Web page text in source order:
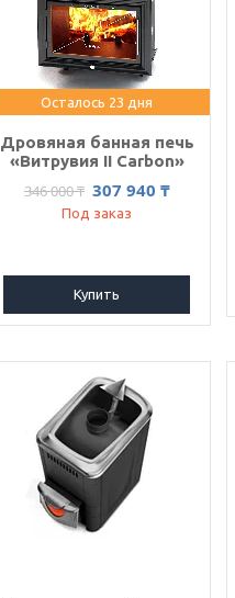
Осталось 23 дня
Дровяная банная печь
«Витрувия II Carbon»
346 000 ₸ 307 940 ₸
Под заказ
Купить